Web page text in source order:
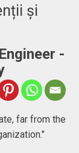
și
-
far from the